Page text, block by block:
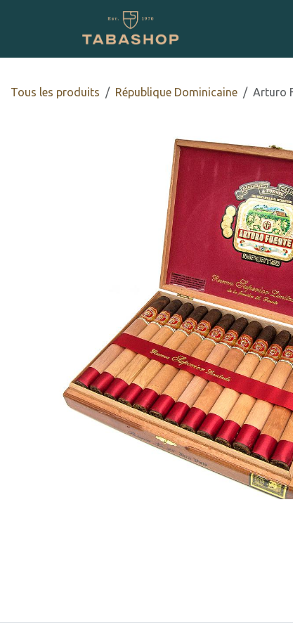
Tous les produits République Dominicaine Arturo